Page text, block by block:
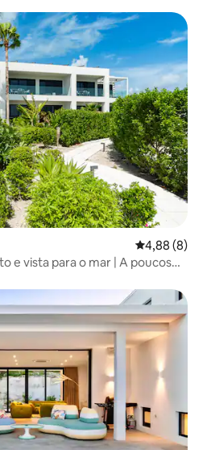
4,88 de uma
4,88 (8)
e vista para o mar | A poucos